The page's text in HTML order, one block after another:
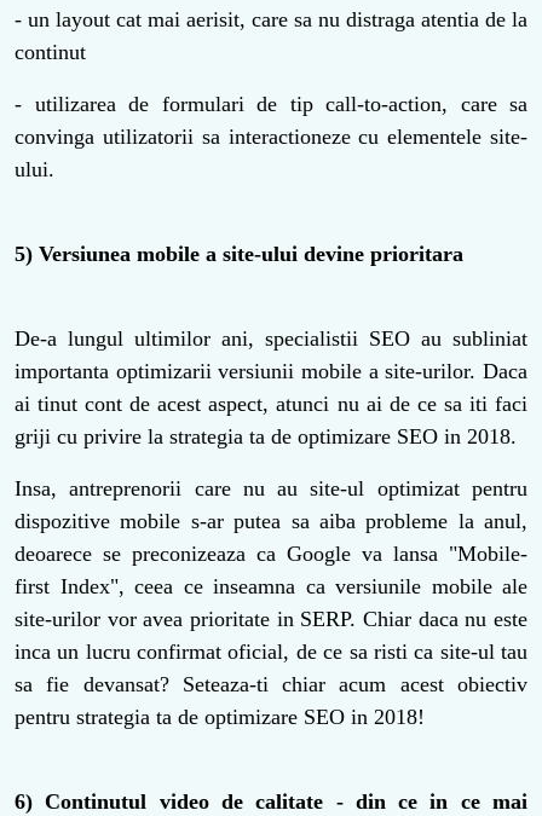
- un layout cat mai aerisit, care sa nu distraga atentia de la
continut
- utilizarea de formulari de tip call-to-action, care sa
convinga utilizatorii sa interactioneze cu elementele site-
ului.
5) Versiunea mobile a site-ului devine prioritara
De-a lungul ultimilor ani, specialistii SEO au subliniat
importanta optimizarii versiunii mobile a site-urilor. Daca
ai tinut cont de acest aspect, atunci nu ai de ce sa iti faci
griji cu privire la strategia ta de optimizare SEO in 2018.
Insa, antreprenorii care nu au site-ul optimizat pentru
dispozitive mobile s-ar putea sa aiba probleme la anul,
deoarece se preconizeaza ca Google va lansa "Mobile-
first Index", ceea ce inseamna ca versiunile mobile ale
site-urilor vor avea prioritate in SERP. Chiar daca nu este
inca un lucru confirmat oficial, de ce sa risti ca site-ul tau
sa fie devansat? Seteaza-ti chiar acum acest obiectiv
pentru strategia ta de optimizare SEO in 2018!
6) Continutul video de calitate - din ce in ce mai